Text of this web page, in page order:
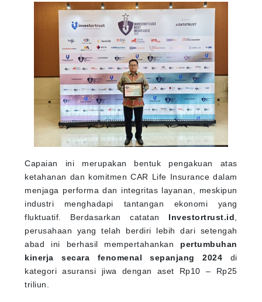
Capaian ini merupakan bentuk pengakuan atas
ketahanan dan komitmen CAR Life Insurance dalam
menjaga performa dan integritas layanan, meskipun
industri menghadapi tantangan ekonomi yang
fluktuatif. Berdasarkan catatan Investortrust.id
perusahaan yang telah berdiri lebih dari setengah
abad ini berhasil mempertahankan pertumbuhan
kinerja secara fenomenal sepanjang 2024 di
kategori asuransi jiwa dengan aset Rp10 – Rp25
triliun.